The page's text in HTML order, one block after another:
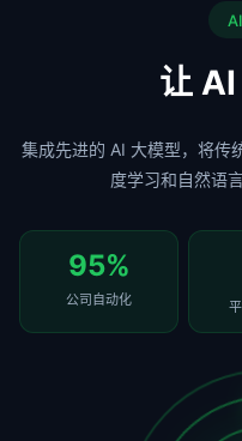
让
集成先进的 AI 大模型，将传
度学习和自然语
95%
公司自动化